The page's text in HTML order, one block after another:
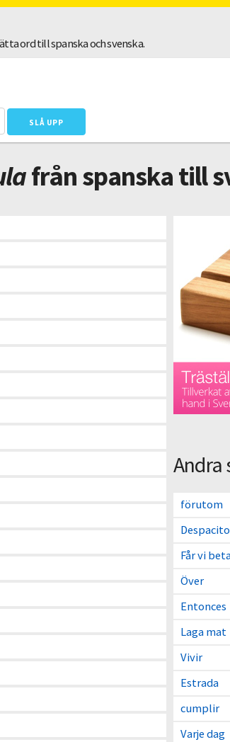
ord till spanska och svenska.
från spanska till
Andra
förutom
Despacito
Får vi
Över
Entonces
Laga mat
Vivir
Estrada
cumplir
Varje dag